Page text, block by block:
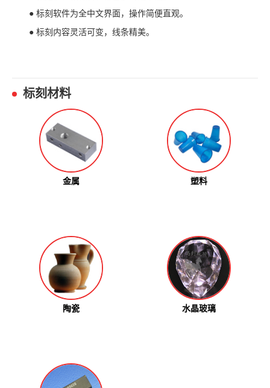
● 标刻软件为全中文界面，操作简便直观。
● 标刻内容灵活可变，线条精美。
标刻材料
金属 塑料
陶瓷 水晶玻璃